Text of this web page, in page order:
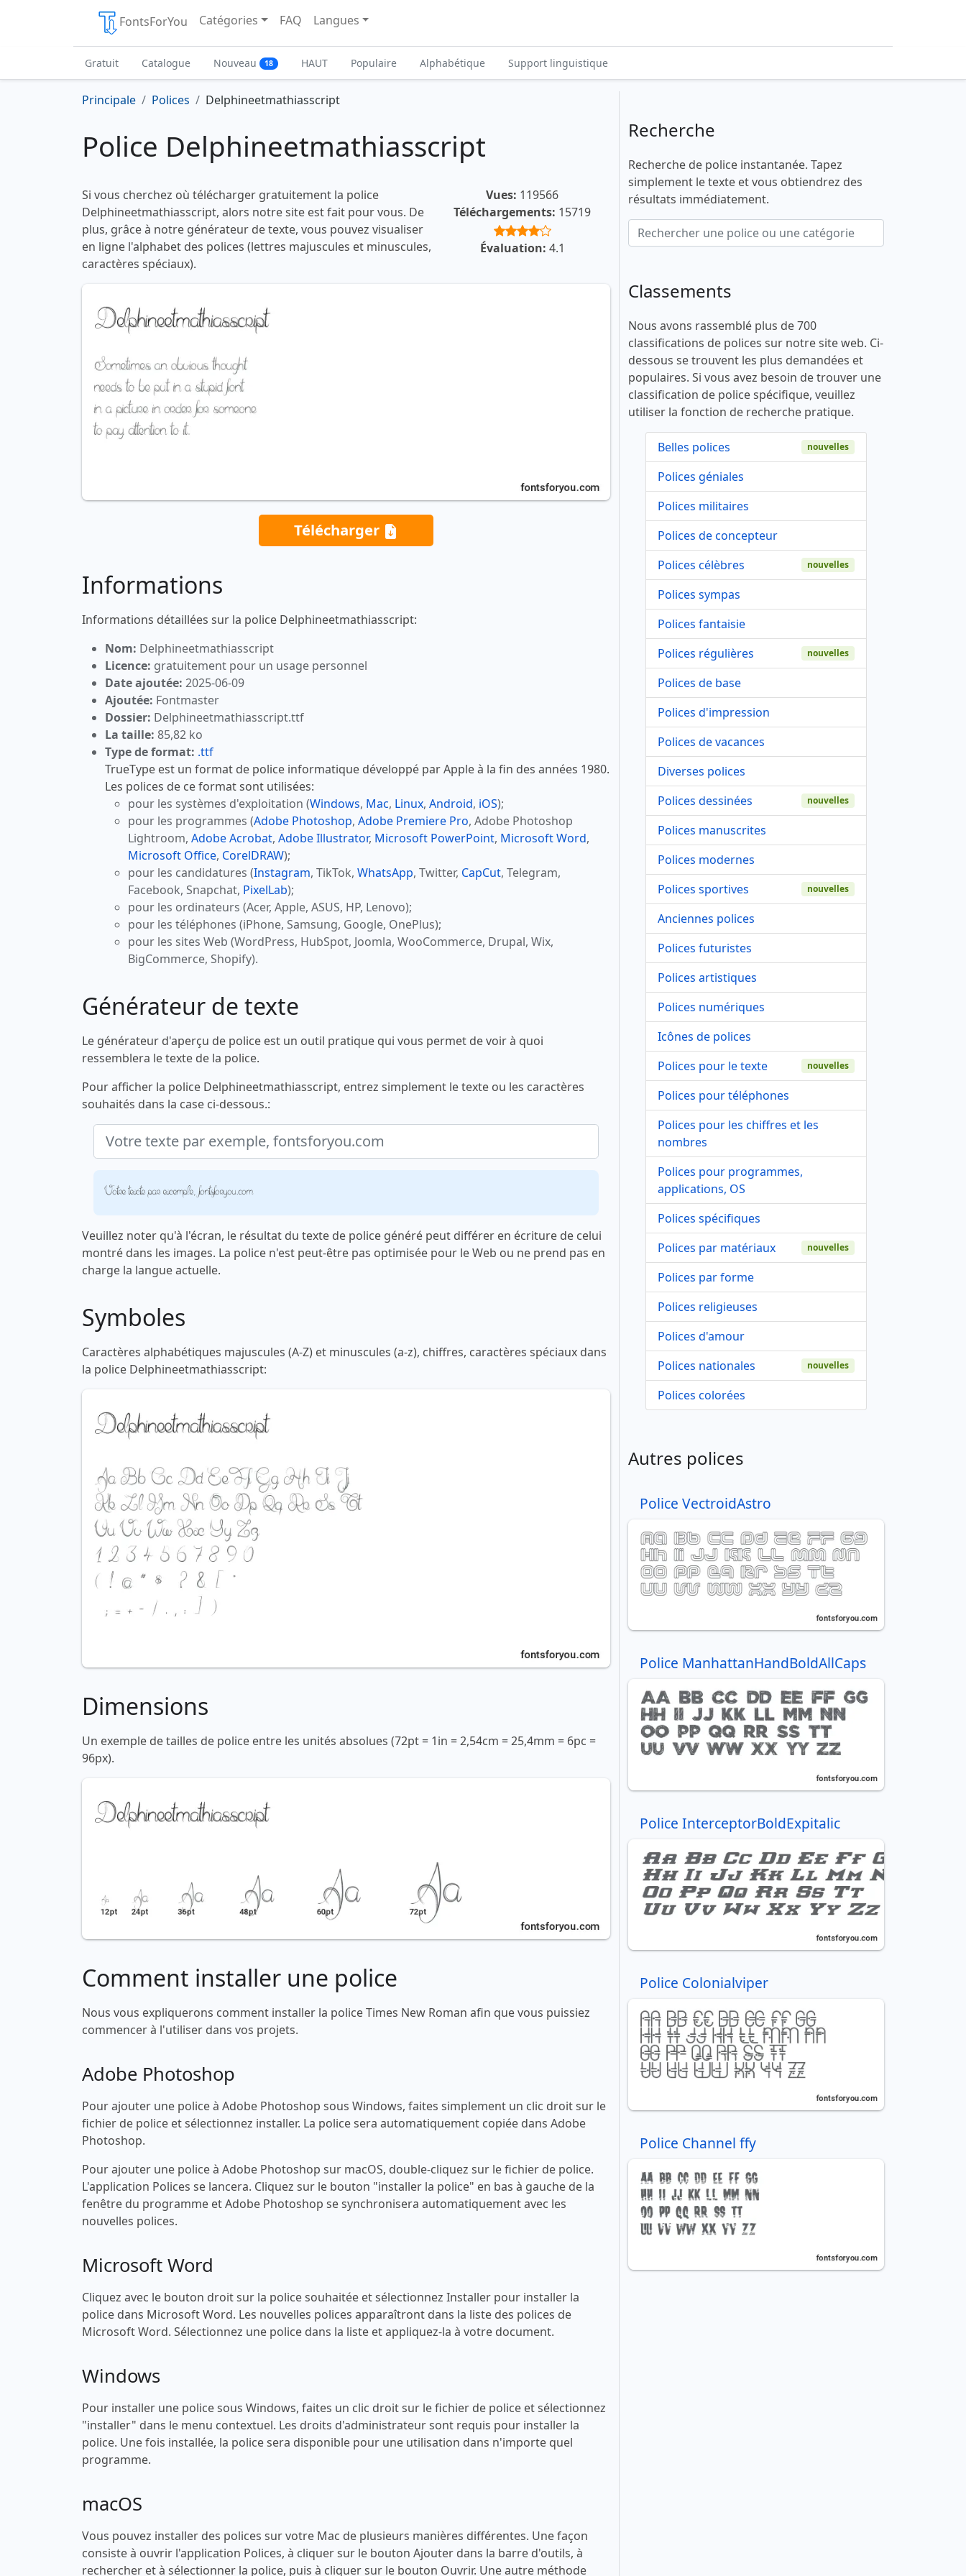
FontsForYou Catégories FAQ Langues
Gratuit Catalogue Nouveau 18 HAUT Populaire Alphabétique Support linguistique
Principale Polices Delphineetmathiasscript
Police Delphineetmathiasscript
Si vous cherchez où télécharger gratuitement la police
Delphineetmathiasscript, alors notre site est fait pour vous. De
plus, grâce à notre générateur de texte, vous pouvez visualiser
en ligne l'alphabet des polices (lettres majuscules et minuscules,
caractères spéciaux).
Vues: 119566
Téléchargements: 15719
Évaluation: 4.1
Télécharger
Informations
Informations détaillées sur la police Delphineetmathiasscript:
Nom: Delphineetmathiasscript
Licence: gratuitement pour un usage personnel
Date ajoutée: 2025-06-09
Ajoutée: Fontmaster
Dossier: Delphineetmathiasscript.ttf
La taille: 85,82 ko
Type de format: .ttf
TrueType est un format de police informatique développé par Apple à la fin des années 1980.
Les polices de ce format sont utilisées:
pour les systèmes d'exploitation (Windows, Mac, Linux, Android, iOS);
pour les programmes (Adobe Photoshop, Adobe Premiere Pro, Adobe Photoshop
Lightroom, Adobe Acrobat, Adobe Illustrator, Microsoft PowerPoint, Microsoft Word,
Microsoft Office, CorelDRAW);
pour les candidatures (Instagram, TikTok, WhatsApp, Twitter, CapCut, Telegram,
Facebook, Snapchat, PixelLab);
pour les ordinateurs (Acer, Apple, ASUS, HP, Lenovo);
pour les téléphones (iPhone, Samsung, Google, OnePlus);
pour les sites Web (WordPress, HubSpot, Joomla, WooCommerce, Drupal, Wix,
BigCommerce, Shopify).
Générateur de texte
Le générateur d'aperçu de police est un outil pratique qui vous permet de voir à quoi
ressemblera le texte de la police.
Pour afficher la police Delphineetmathiasscript, entrez simplement le texte ou les caractères
souhaités dans la case ci-dessous.:
Votre texte par exemple, fontsforyou.com
Veuillez noter qu'à l'écran, le résultat du texte de police généré peut différer en écriture de celui
montré dans les images. La police n'est peut-être pas optimisée pour le Web ou ne prend pas en
charge la langue actuelle.
Symboles
Caractères alphabétiques majuscules (A-Z) et minuscules (a-z), chiffres, caractères spéciaux dans
la police Delphineetmathiasscript:
Dimensions
Un exemple de tailles de police entre les unités absolues (72pt = 1in = 2,54cm = 25,4mm = 6pc =
96px).
Comment installer une police
Nous vous expliquerons comment installer la police Times New Roman afin que vous puissiez
commencer à l'utiliser dans vos projets.
Adobe Photoshop
Pour ajouter une police à Adobe Photoshop sous Windows, faites simplement un clic droit sur le
fichier de police et sélectionnez installer. La police sera automatiquement copiée dans Adobe
Photoshop.
Pour ajouter une police à Adobe Photoshop sur macOS, double-cliquez sur le fichier de police.
L'application Polices se lancera. Cliquez sur le bouton "installer la police" en bas à gauche de la
fenêtre du programme et Adobe Photoshop se synchronisera automatiquement avec les
nouvelles polices.
Microsoft Word
Cliquez avec le bouton droit sur la police souhaitée et sélectionnez Installer pour installer la
police dans Microsoft Word. Les nouvelles polices apparaîtront dans la liste des polices de
Microsoft Word. Sélectionnez une police dans la liste et appliquez-la à votre document.
Windows
Pour installer une police sous Windows, faites un clic droit sur le fichier de police et sélectionnez
"installer" dans le menu contextuel. Les droits d'administrateur sont requis pour installer la
police. Une fois installée, la police sera disponible pour une utilisation dans n'importe quel
programme.
macOS
Vous pouvez installer des polices sur votre Mac de plusieurs manières différentes. Une façon
consiste à ouvrir l'application Polices, à cliquer sur le bouton Ajouter dans la barre d'outils, à
rechercher et à sélectionner la police, puis à cliquer sur le bouton Ouvrir. Une autre méthode
Recherche
Recherche de police instantanée. Tapez
simplement le texte et vous obtiendrez des
résultats immédiatement.
Classements
Nous avons rassemblé plus de 700
classifications de polices sur notre site web. Ci-
dessous se trouvent les plus demandées et
populaires. Si vous avez besoin de trouver une
classification de police spécifique, veuillez
utiliser la fonction de recherche pratique.
Belles polices nouvelles
Polices géniales
Polices militaires
Polices de concepteur
Polices célèbres
nouvelles
Polices sympas
Polices fantaisie
Polices régulières
nouvelles
Polices de base
Polices d'impression
Polices de vacances
Diverses polices
Polices dessinées
nouvelles
Polices manuscrites
Polices modernes
Polices sportives
nouvelles
Anciennes polices
Polices futuristes
Polices artistiques
Polices numériques
Icônes de polices
Polices pour le texte
nouvelles
Polices pour téléphones
Polices pour les chiffres et les
nombres
Polices pour programmes,
applications, OS
Polices spécifiques
Polices par matériaux
nouvelles
Polices par forme
Polices religieuses
Polices d'amour
Polices nationales
nouvelles
Polices colorées
Autres polices
Police VectroidAstro
Police ManhattanHandBoldAllCaps
Police InterceptorBoldExpitalic
Police Colonialviper
Police Channel ffy